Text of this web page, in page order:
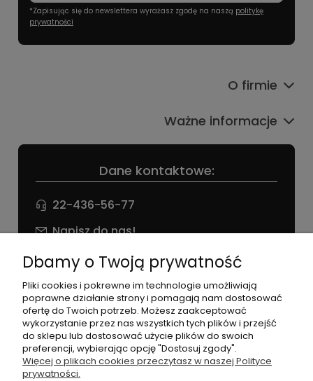
*Zapisując się do newslettera wyrażasz zgodę na naszą politykę
prywatności
Dane kontaktowe:
22-436-56-77
Napisz do nas!
NIP: 826 186 42 29
O firmie
Ważne informacje
©2026 Wszelkie Prawa Zastrzeżone | agneess sklep
internetowy
Dbamy o Twoją prywatność
Pliki cookies i pokrewne im technologie umożliwiają
poprawne działanie strony i pomagają nam dostosować
ofertę do Twoich potrzeb. Możesz zaakceptować
wykorzystanie przez nas wszystkich tych plików i przejść
do sklepu lub dostosować użycie plików do swoich
preferencji, wybierając opcję "Dostosuj zgody".
Więcej o plikach cookies przeczytasz w naszej Polityce
prywatności.